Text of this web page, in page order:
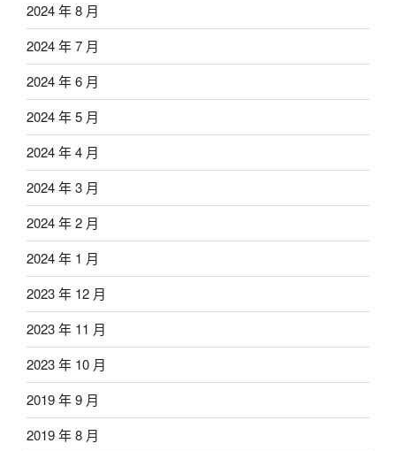
2024 年 8 月
2024 年 7 月
2024 年 6 月
2024 年 5 月
2024 年 4 月
2024 年 3 月
2024 年 2 月
2024 年 1 月
2023 年 12 月
2023 年 11 月
2023 年 10 月
2019 年 9 月
2019 年 8 月